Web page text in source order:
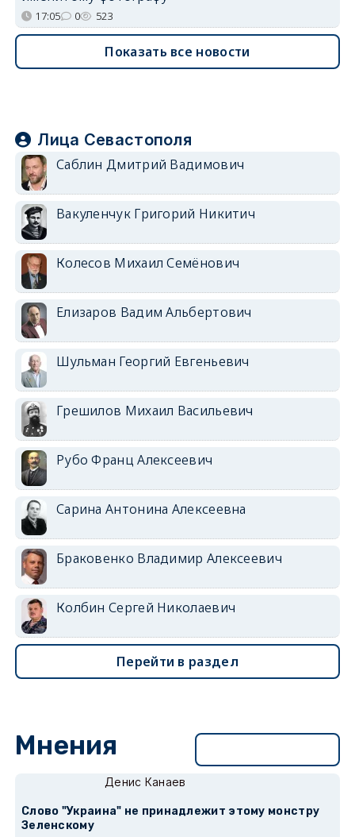
17:05 0 523
Показать все новости
Лица Севастополя
Саблин Дмитрий Вадимович
Вакуленчук Григорий Никитич
Колесов Михаил Семёнович
Елизаров Вадим Альбертович
Шульман Георгий Евгеньевич
Грешилов Михаил Васильевич
Рубо Франц Алексеевич
Сарина Антонина Алексеевна
Браковенко Владимир Алексеевич
Колбин Сергей Николаевич
Перейти в раздел
Мнения
Денис Канаев
Слово "Украина" не принадлежит этому монстру
Зеленскому